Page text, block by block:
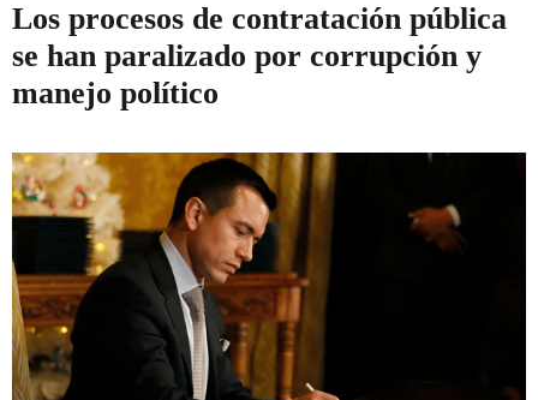
Los procesos de contratación pública
se han paralizado por corrupción y
manejo político